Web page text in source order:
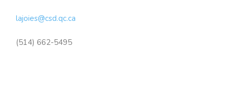
lajoies@csd.qc.ca
(514) 662-5495